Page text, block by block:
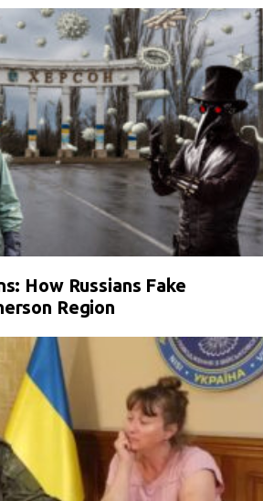
How Russians Fake
Region